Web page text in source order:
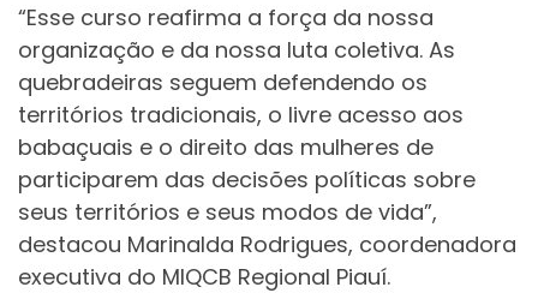
“Esse curso reafirma a força da nossa
organização e da nossa luta coletiva. As
quebradeiras seguem defendendo os
territórios tradicionais, o livre acesso aos
babaçuais e o direito das mulheres de
participarem das decisões políticas sobre
seus territórios e seus modos de vida”,
destacou Marinalda Rodrigues, coordenadora
executiva do MIQCB Regional Piauí.